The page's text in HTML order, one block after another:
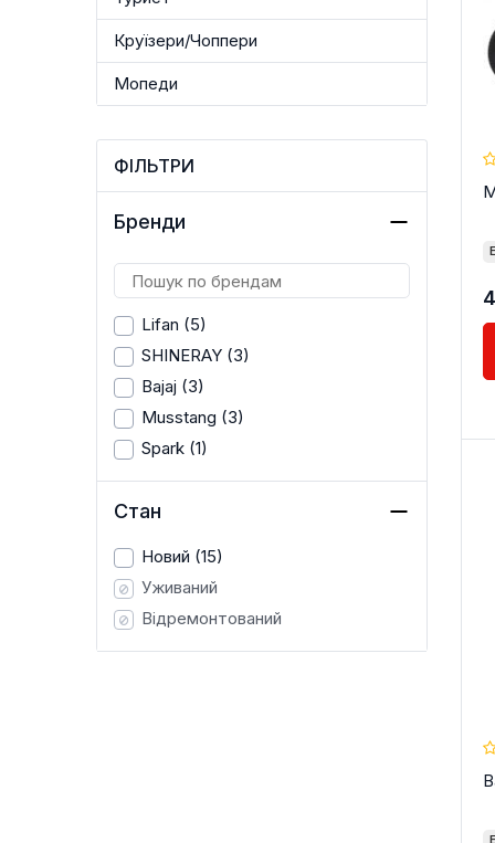
Круїзери/Чоппери
Мопеди
ФІЛЬТРИ
Бренди
Lifan (5)
SHINERAY (3)
Bajaj (3)
Musstang (3)
Spark (1)
Стан
Новий (15)
Уживаний
Відремонтований